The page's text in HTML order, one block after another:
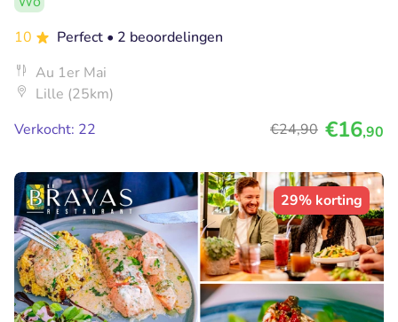
10
Perfect • 2 beoordelingen
Au 1er Mai
Lille (25km)
Verkocht: 22
€24,90 €16,90
29% korting